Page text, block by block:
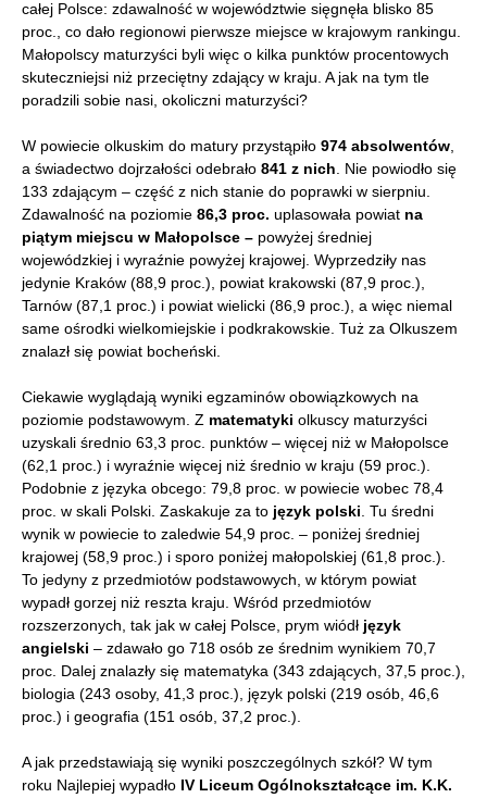
całej Polsce: zdawalność w województwie sięgnęła blisko 85
proc., co dało regionowi pierwsze miejsce w krajowym rankingu.
Małopolscy maturzyści byli więc o kilka punktów procentowych
skuteczniejsi niż przeciętny zdający w kraju. A jak na tym tle
poradzili sobie nasi, okoliczni maturzyści?
W powiecie olkuskim do matury przystąpiło 974 absolwentów
a świadectwo dojrzałości odebrało 841 z nich . Nie powiodło się
133 zdającym – część z nich stanie do poprawki w sierpniu.
Zdawalność na poziomie 86,3 proc. uplasowała powiat na
piątym miejscu w Małopolsce – powyżej średniej
wojewódzkiej i wyraźnie powyżej krajowej. Wyprzedziły nas
jedynie Kraków (88,9 proc.), powiat krakowski (87,9 proc.),
Tarnów (87,1 proc.) i powiat wielicki (86,9 proc.), a więc niemal
same ośrodki wielkomiejskie i podkrakowskie. Tuż za Olkuszem
znalazł się powiat bocheński.
Ciekawie wyglądają wyniki egzaminów obowiązkowych na
poziomie podstawowym. Z matematyki olkuscy maturzyści
uzyskali średnio 63,3 proc. punktów – więcej niż w Małopolsce
(62,1 proc.) i wyraźnie więcej niż średnio w kraju (59 proc.).
Podobnie z języka obcego: 79,8 proc. w powiecie wobec 78,4
proc. w skali Polski. Zaskakuje za to język polski . Tu średni
wynik w powiecie to zaledwie 54,9 proc. – poniżej średniej
krajowej (58,9 proc.) i sporo poniżej małopolskiej (61,8 proc.).
To jedyny z przedmiotów podstawowych, w którym powiat
wypadł gorzej niż reszta kraju. Wśród przedmiotów
rozszerzonych, tak jak w całej Polsce, prym wiódł język
angielski – zdawało go 718 osób ze średnim wynikiem 70,7
proc. Dalej znalazły się matematyka (343 zdających, 37,5 proc.),
biologia (243 osoby, 41,3 proc.), język polski (219 osób, 46,6
proc.) i geografia (151 osób, 37,2 proc.).
A jak przedstawiają się wyniki poszczególnych szkół? W tym
roku Najlepiej wypadło IV Liceum Ogólnokształcące im. K.K.